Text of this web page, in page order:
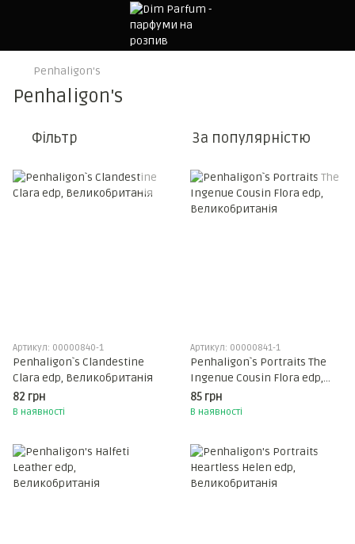
Penhaligon's
Penhaligon's
Фільтр За популярністю
Артикул: 00000840-1
Penhaligon`s Clandestine
Clara edp, Великобританія
82 грн
В наявності
Артикул: 00000841-1
Penhaligon`s Portraits The
Ingenue Cousin Flora edp,
Великобританія
85 грн
В наявності